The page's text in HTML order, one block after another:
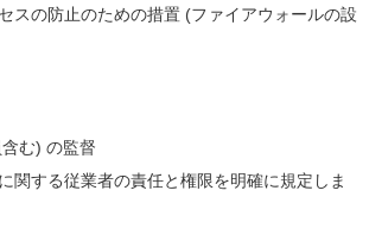
スの防止のための措置 (ファイアウォールの設
む) の監督
関する従業者の責任と権限を明確に規定しま